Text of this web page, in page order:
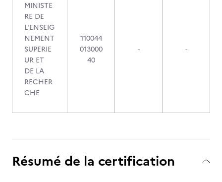
MINISTE
RE DE
L'ENSEIG
NEMENT
SUPERIE
UR ET
DE LA
RECHER
CHE
110044
013000
40
- -
Résumé de la certification